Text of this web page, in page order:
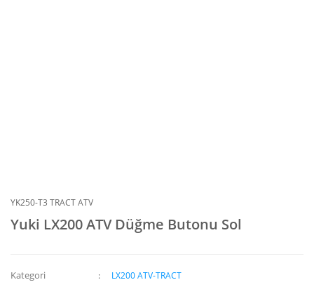
YK250-T3 TRACT ATV
Yuki LX200 ATV Düğme Butonu Sol
Kategori LX200 ATV-TRACT